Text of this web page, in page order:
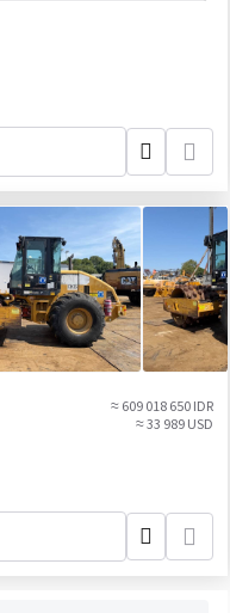
≈ 609 018 650 IDR
≈ 33 989 USD